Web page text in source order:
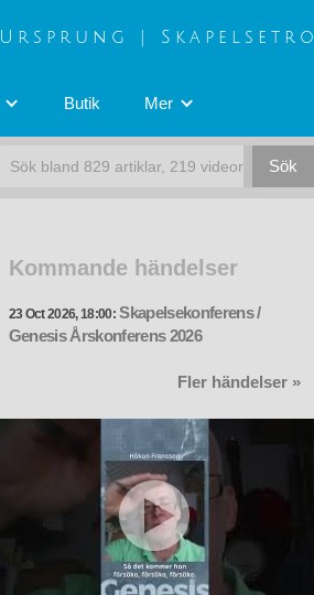
| Skapelsetro
Butik Mer
Kommande händelser
23 Oct 2026, 18:00: Skapelsekonferens /
Genesis Årskonferens 2026
Fler händelser »